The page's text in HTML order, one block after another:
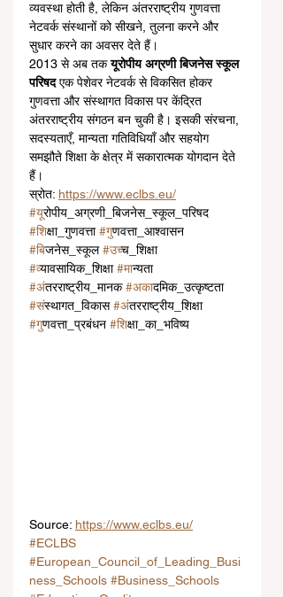
व्यवस्था होती है, लेकिन अंतरराष्ट्रीय गुणवत्ता
नेटवर्क संस्थानों को सीखने, तुलना करने और
सुधार करने का अवसर देते हैं।
2013 से अब तक यूरोपीय अग्रणी बिजनेस स्कूल
परिषद एक पेशेवर नेटवर्क से विकसित होकर
गुणवत्ता और संस्थागत विकास पर केंद्रित
अंतरराष्ट्रीय संगठन बन चुकी है। इसकी संरचना,
सदस्यताएँ, मान्यता गतिविधियाँ और सहयोग
समझौते शिक्षा के क्षेत्र में सकारात्मक योगदान देते
हैं।
स्रोत: https://www.eclbs.eu/
#यूरोपीय_अग्रणी_बिजनेस_स्कूल_परिषद
#शिक्षा_गुणवत्ता #गुणवत्ता_आश्वासन
#बिजनेस_स्कूल #उच्च_शिक्षा
#व्यावसायिक_शिक्षा #मान्यता
#अंतरराष्ट्रीय_मानक #अकादमिक_उत्कृष्टता
#संस्थागत_विकास #अंतरराष्ट्रीय_शिक्षा
#गुणवत्ता_प्रबंधन #शिक्षा_का_भविष्य
Source: https://www.eclbs.eu/
#ECLBS
#European_Council_of_Leading_Busi
ness_Schools #Business_Schools